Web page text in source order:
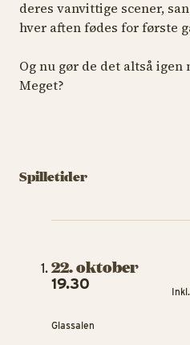
deres vanvittige scener,
hver aften fødes for første
Og nu gør de det altså igen
Meget?
Spilletider
22. oktober
19.30
Glassalen